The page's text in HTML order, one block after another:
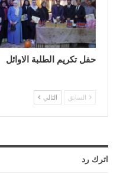
حفل تكريم الطلبة الاوائل
السابق التالي
اترك رد